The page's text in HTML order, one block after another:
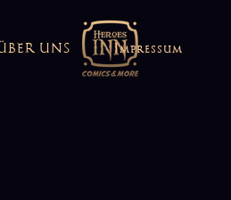
UNS Impressum